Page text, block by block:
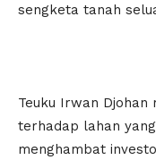
sengketa tanah
Teuku Irwan Djohan
terhadap lahan
menghambat